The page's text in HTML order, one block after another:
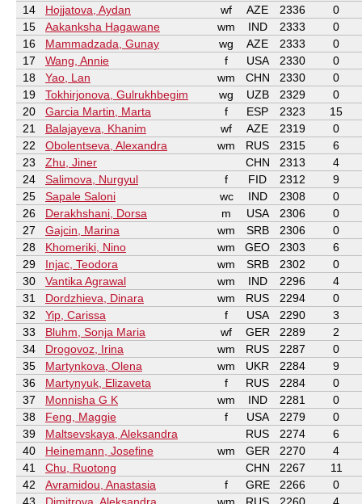
14
Hojjatova, Aydan wf AZE 2336
0
15
Aakanksha Hagawane wm IND 2333
0
16
Mammadzada, Gunay wg AZE 2333
0
17
Wang, Annie f USA 2330
0
18
Yao, Lan wm CHN 2330
0
19
Tokhirjonova, Gulrukhbegim wg UZB 2329
0
20
Garcia Martin, Marta f ESP 2323
15
21
Balajayeva, Khanim wf AZE 2319
0
22
Obolentseva, Alexandra wm RUS 2315
6
23
Zhu, Jiner CHN 2313
4
24
Salimova, Nurgyul f FID 2312
9
25
Sapale Saloni wc IND 2308
0
26
Derakhshani, Dorsa m USA 2306
0
27
Gajcin, Marina wm SRB 2306
0
28
Khomeriki, Nino wm GEO 2303
6
29
Injac, Teodora wm SRB 2302
0
30
Vantika Agrawal wm IND 2296
4
31
Dordzhieva, Dinara wm RUS 2294
0
32
Yip, Carissa f USA 2290
3
33
Bluhm, Sonja Maria wf GER 2289
2
34
Drogovoz, Irina wm RUS 2287
0
35
Martynkova, Olena wm UKR 2284
9
36
Martynyuk, Elizaveta f RUS 2284
0
37
Monnisha G K wm IND 2281
0
38
Feng, Maggie f USA 2279
0
39
Maltsevskaya, Aleksandra RUS 2274
6
40
Heinemann, Josefine wm GER 2270
4
41
Chu, Ruotong CHN 2267
11
42
Avramidou, Anastasia f GRE 2266
0